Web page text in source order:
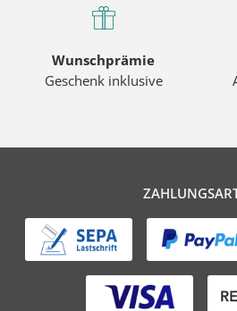
Wunschprämie
Geschenk inklusive